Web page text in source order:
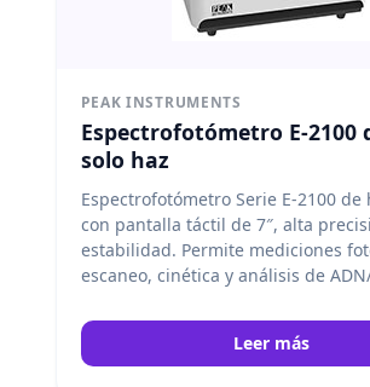
PEAK INSTRUMENTS
Espectrofotómetro E-2100
solo haz
Espectrofotómetro Serie E-2100 de
con pantalla táctil de 7″, alta
estabilidad. Permite mediciones
escaneo, cinética y análisis de
Instruments
Leer más